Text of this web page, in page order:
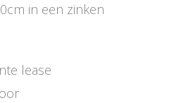
in een zinken
lease